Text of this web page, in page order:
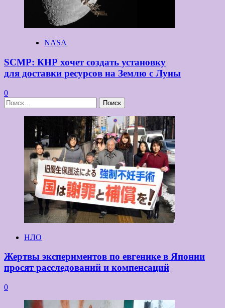
NASA
SCMP: КНР хочет создать установку
для доставки ресурсов на Землю с Луны
0
Найти:
НЛО
Жертвы экспериментов по евгенике в Японии
просят расследований и компенсаций
0